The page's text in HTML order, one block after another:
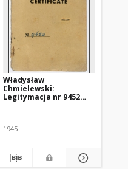
Władysław
Chmielewski:
Legitymacja nr 9452
1945